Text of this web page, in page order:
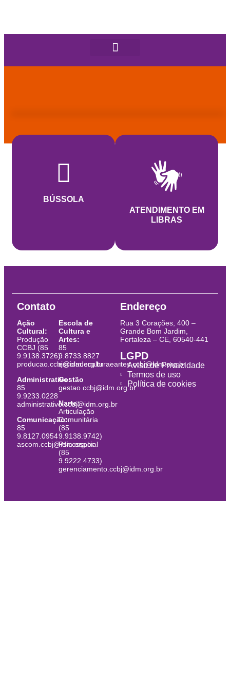
BÚSSOLA
ATENDIMENTO EM
LIBRAS
Contato
Ação
Cultural:
Produção
CCBJ (85
9.9138.3726)
producao.ccbj@idm.org.br
Administrativo:
85
9.9233.0228
administrativo.ccbj@idm.org.br
Comunicação:
85
9.8127.0954
ascom.ccbj@idm.org.br
Escola de
Cultura e
Artes:
85
9.8733.8827
escoladeculturaeartes.ccbj@idm.org.br
Gestão
gestao.ccbj@idm.org.br
Narte:
Articulação
Comunitária
(85
9.9138.9742)
Psicossocial
(85
9.9222.4733)
gerenciamento.ccbj@idm.org.br
Endereço
Rua 3 Corações, 400 –
Grande Bom Jardim,
Fortaleza – CE, 60540-441
LGPD
Aviso de Privacidade
Termos de uso
Política de cookies